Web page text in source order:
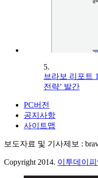
5.
브라보 리포트
전략’ 발간
PC버전
공지사항
사이트맵
보도자료 및 기사제보 :
Copyright 2014. 이투데이피